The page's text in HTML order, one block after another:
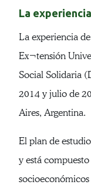
La
La experiencia
Ex¬tensión
Social Solidaria
2014 y julio de
Aires, Argentina.
El plan de
y está